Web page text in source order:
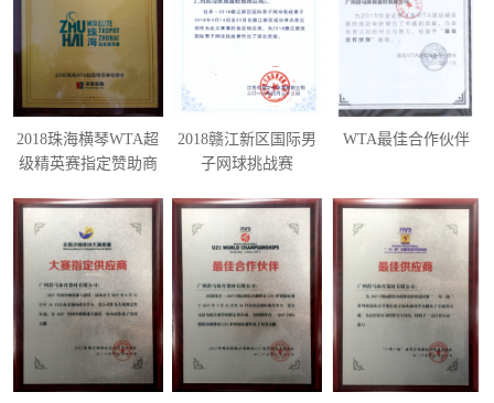
2018珠海横琴WTA超
级精英赛指定赞助商
2018赣江新区国际男
子网球挑战赛
WTA最佳合作伙伴